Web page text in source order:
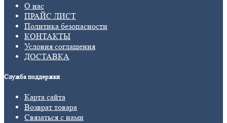
О нас
ПРАЙС ЛИСТ
Политика безопасности
КОНТАКТЫ
Условия соглашения
ДОСТАВКА
Служба поддержки
Карта сайта
Возврат товара
Связаться с нами